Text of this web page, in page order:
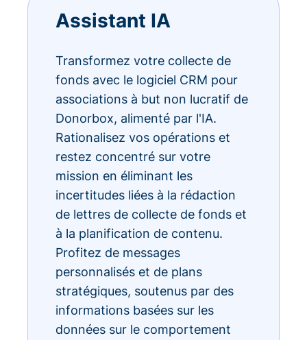
Assistant IA
Transformez votre collecte de
fonds avec le logiciel CRM pour
associations à but non lucratif de
Donorbox, alimenté par l'IA.
Rationalisez vos opérations et
restez concentré sur votre
mission en éliminant les
incertitudes liées à la rédaction
de lettres de collecte de fonds et
à la planification de contenu.
Profitez de messages
personnalisés et de plans
stratégiques, soutenus par des
informations basées sur les
données sur le comportement